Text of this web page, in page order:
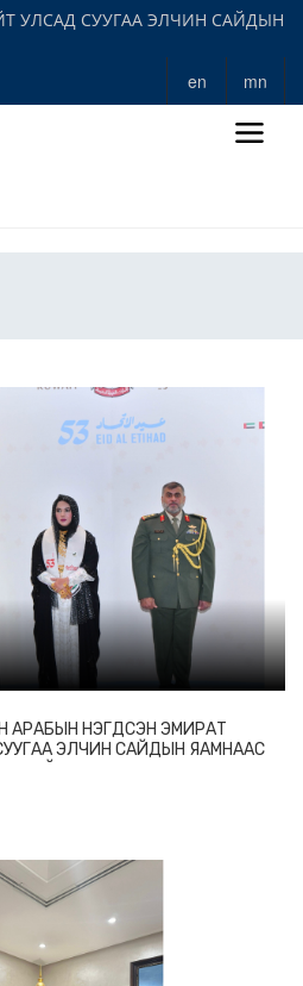
УЛСАД СУУГАА ЭЛЧИН САЙДЫН
en mn
АРАБЫН НЭГДСЭН ЭМИРАТ
ЭЛЧИН САЙДЫН ЯАМНААС